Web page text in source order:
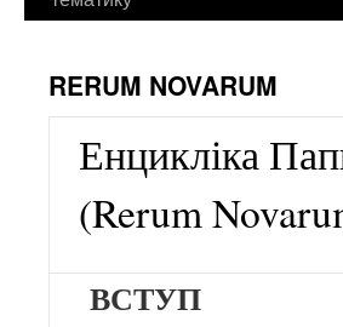
RERUM NOVARUM
Енцикліка
(Rerum
ВСТУП